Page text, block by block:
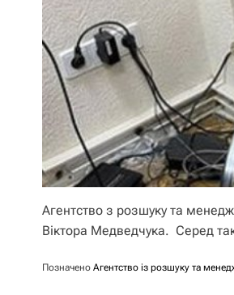
Агентство з розшуку та
Віктора Медведчука. Серед
Позначено Агентство із розшуку та